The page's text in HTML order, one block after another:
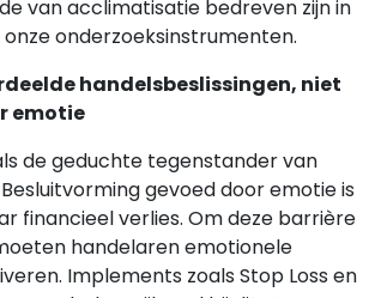
van acclimatisatie bedreven zijn in
onderzoeksinstrumenten.
handelsbeslissingen, niet
emotie
de geduchte tegenstander van
gevoed door emotie is
financieel verlies. Om deze barrière
handelaren emotionele
Implements zoals Stop Loss en